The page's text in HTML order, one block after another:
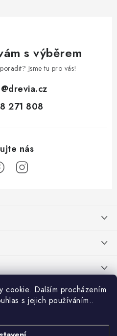
cookie. Dalším procházením
s jejich používáním..
s výběrem
Jsme tu pro vás!
@drevia.cz
271 808